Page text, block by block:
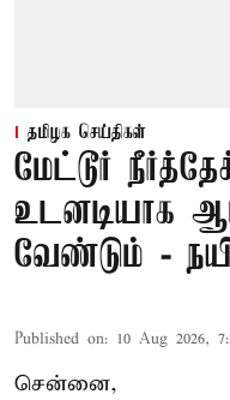
தமிழக செய்திகள்
மேட்டூர்
உடனடியாக
வேண்டும் -
Published on: 10 Aug 2026,
சென்னை,